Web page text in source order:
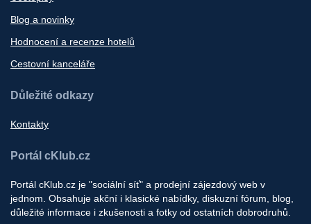
Blog a novinky
Hodnocení a recenze hotelů
Cestovní kanceláře
Důležité odkazy
Kontakty
Portál cKlub.cz
Portál cKlub.cz je "sociální síť" a prodejní zájezdový web v
jednom. Obsahuje akční i klasické nabídky, diskuzní fórum, blog,
důležité informace i zkušenosti a fotky od ostatních dobrodruhů.